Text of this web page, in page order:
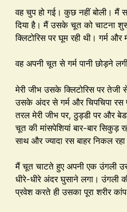
वह चुप हो गई। कुछ नहीं बोली। मैं
दिया है। मैं उसके चूत को चाटना
क्लिटोरिस पर घूम रही थी। गर्म और
वह अपनी चूत से गर्म पानी छोड़ने
मेरी जीभ उसके क्लिटोरिस पर
उसके अंदर से गर्म और चिपचिपा रस
तरल मेरी जीभ पर, ठुड्डी पर और
चूत की मांसपेशियां बार-बार सिकुड़
साथ और ज्यादा रस बाहर निकल रहा
मैं चूत चाटते हुए अपनी एक उंगली
धीरे-धीरे अंदर घुसाने लगा। उंगली
प्रवेश करते ही उसका पूरा शरीर